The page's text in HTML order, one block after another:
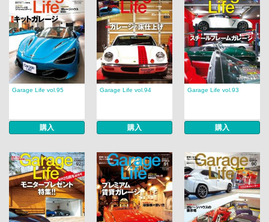
Garage Life vol.95
購入
Garage Life vol.94
購入
Garage Life vol.93
購入